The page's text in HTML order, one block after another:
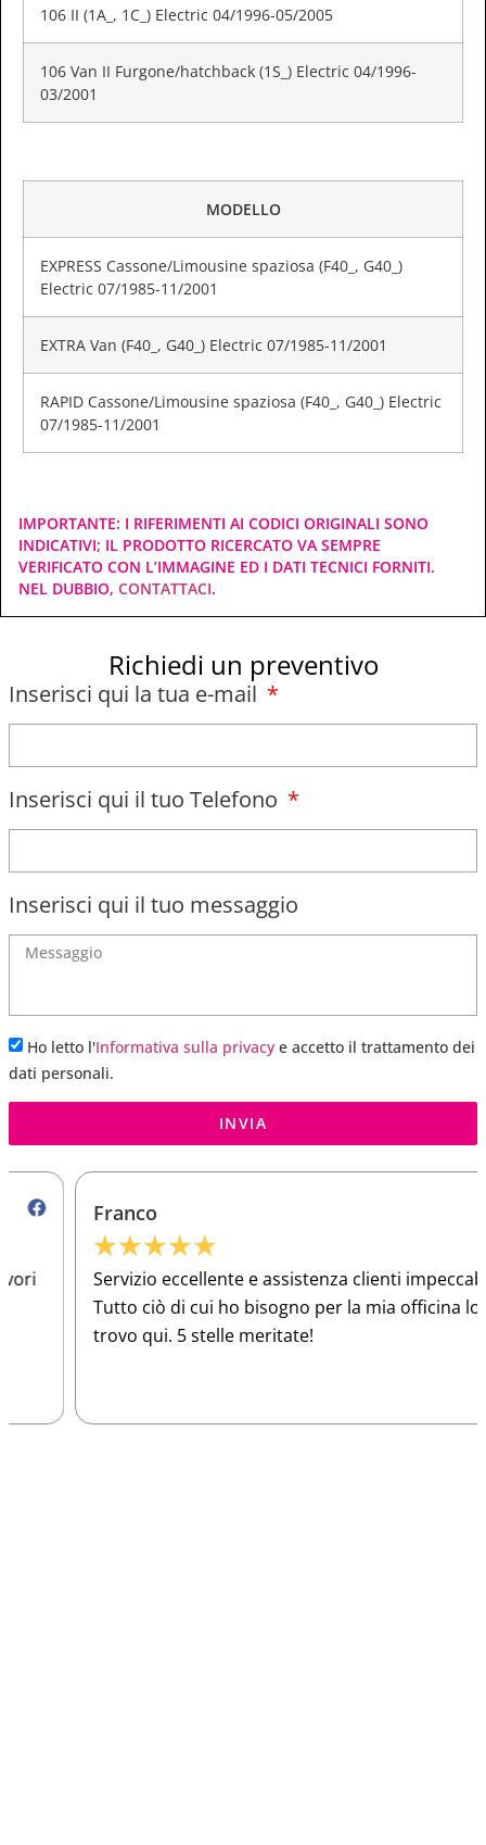
106 II (1A_, 1C_) Electric 04/1996-05/2005
106 Van II Furgone/hatchback (1S_) Electric 04/1996-
03/2001
MODELLO
EXPRESS Cassone/Limousine spaziosa (F40_, G40_)
Electric 07/1985-11/2001
EXTRA Van (F40_, G40_) Electric 07/1985-11/2001
RAPID Cassone/Limousine spaziosa (F40_, G40_) Electric
07/1985-11/2001
IMPORTANTE: I RIFERIMENTI AI CODICI ORIGINALI SONO
INDICATIVI; IL PRODOTTO RICERCATO VA SEMPRE
VERIFICATO CON L’IMMAGINE ED I DATI TECNICI FORNITI.
NEL DUBBIO, CONTATTACI.
Richiedi un preventivo
Inserisci qui la tua e-mail
Inserisci qui il tuo Telefono
Inserisci qui il tuo messaggio
Ho letto l'Informativa sulla privacy e accetto il trattamento dei
dati personali.
INVIA
Franco
★★★
Servizio eccellente e assistenza clienti impeccabile.
Tutto ciò di cui ho bisogno per la mia officina lo
trovo qui. 5 stelle meritate!